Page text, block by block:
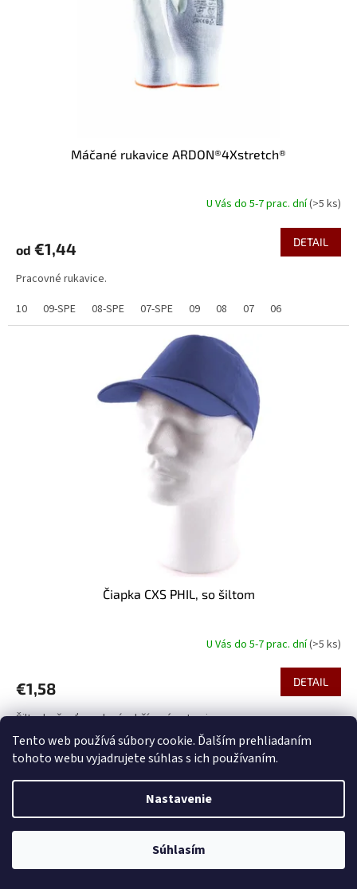
Tento web používá súbory cookie. Ďalším prehliadaním
tohoto webu vyjadrujete súhlas s ich používaním.
Nastavenie
Súhlasím
Máčané rukavice ARDON®4Xstretch®
U Vás do 5-7 prac. dní(>5 ks)
od €1,44 DETAIL
Pracovné rukavice.
10
09-SPE 08-SPE 07-SPE 09 08 07 06
Čiapka CXS PHIL, so šiltom
U Vás do 5-7 prac. dní(>5 ks)
€1,58 DETAIL
Šiltovka šesťpanelová, obšívané vetracie...
uni